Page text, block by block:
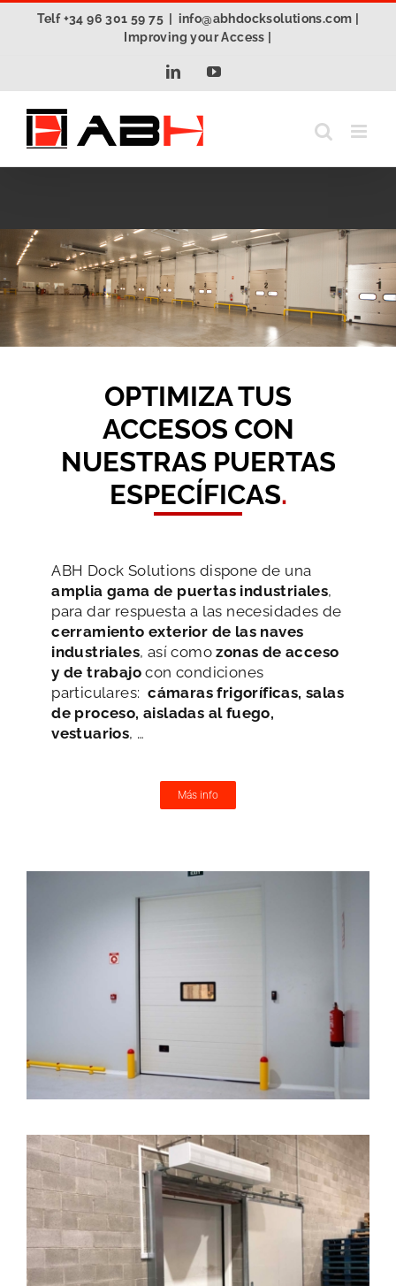
Saltar
Telf +34 96 301 59 75
info@abhdocksolutions.com |
Improving your Access |
LinkedInYouTube
OPTIMIZA TUS
ACCESOS CON
NUESTRAS PUERTAS
ESPECÍFICAS.
ABH Dock Solutions dispone de una
amplia gama de puertas industriales,
para dar respuesta a las necesidades de
cerramiento exterior de las naves
industriales, así comozonas de acceso
y de trabajo con condiciones
particulares:cámaras frigoríficas, salas
de proceso, aisladas al fuego,
vestuarios, …
Más info